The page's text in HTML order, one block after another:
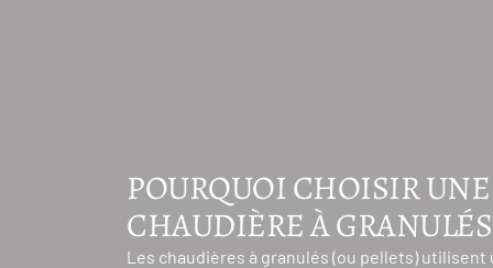
POURQUOI CHOISIR UNE
CHAUDIÈRE À
Les chaudières à granulés (ou pellets)